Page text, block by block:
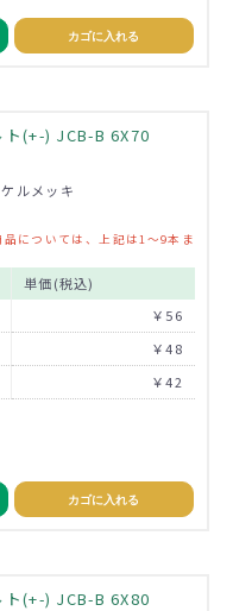
カゴに入れる
(+-) JCB-B 6X70
ルメッキ
については、上記は1～9本ま
単価(税込)
￥56
￥48
￥42
カゴに入れる
(+-) JCB-B 6X80